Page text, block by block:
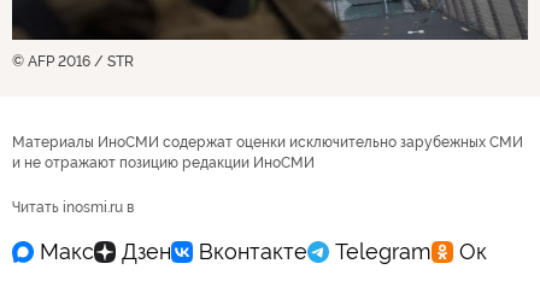
© AFP 2016 / STR
Материалы ИноСМИ содержат оценки исключительно зарубежных СМИ
и не отражают позицию редакции ИноСМИ
Читать inosmi.ru в